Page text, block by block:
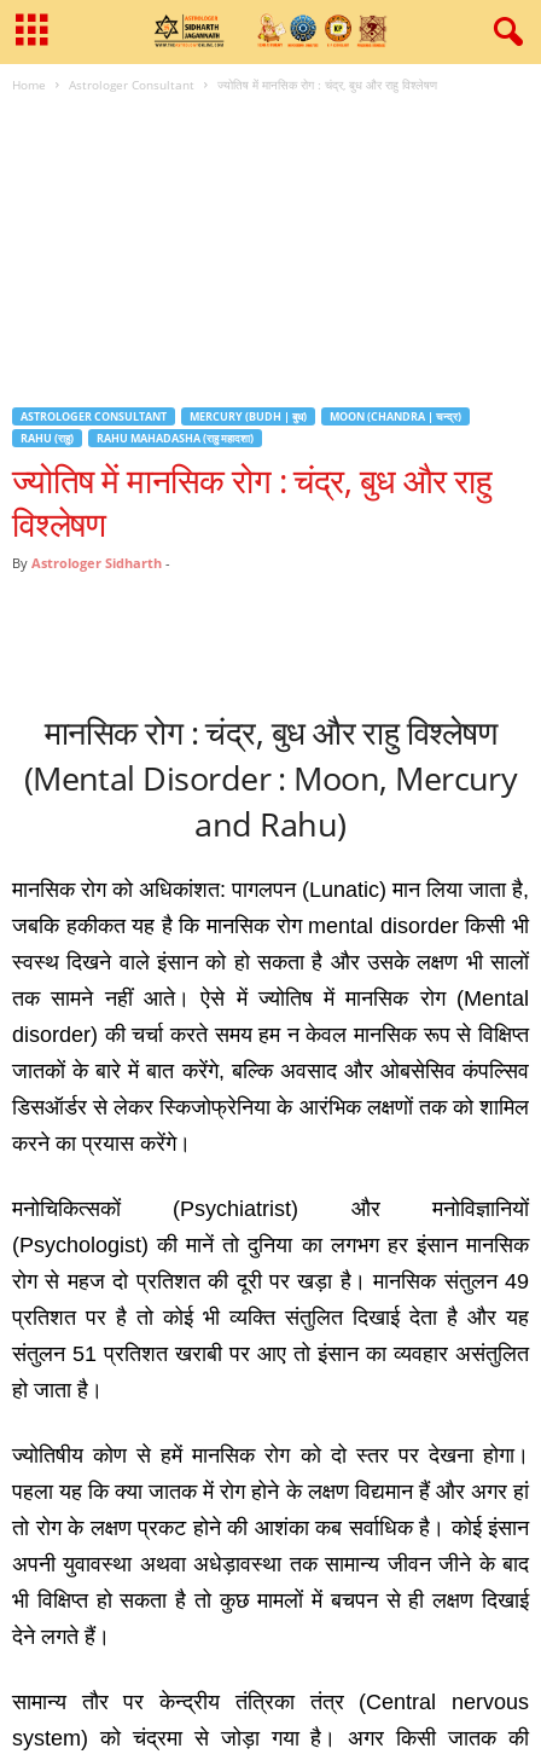
Home Astrologer Consultant ज्‍योतिष में मानसिक रोग : चंद्र, बुध और राहु विश्‍लेषण
ASTROLOGER CONSULTANT MERCURY (BUDH | बुध)
MOON (CHANDRA | चन्द्र)
RAHU (राहु)
RAHU MAHADASHA (राहु महादशा)
ज्‍योतिष में मानसिक रोग : चंद्र, बुध और राहु
विश्‍लेषण
By Astrologer Sidharth -
मानसिक रोग : चंद्र, बुध और राहु विश्‍लेषण
(Mental Disorder : Moon, Mercury
and Rahu)
मानसिक रोग को अधिकांशत:पागलपन (Lunatic)मान लिया जाता है,
जबकि हकीकत यह है कि मानसिक रोग mental disorderकिसी भी
स्‍वस्‍थ दिखने वाले इंसान को हो सकता है और उसके लक्षण भी सालों
तक सामने नहीं आते। ऐसे में ज्‍योतिष में मानसिक रोग (Mental
disorder)की चर्चा करते समय हम न केवल मानसिक रूप से विक्षिप्‍त
जातकों के बारे में बात करेंगे,बल्कि अवसाद और ओबसेसिव कंपल्सिव
डिसऑर्डर से लेकर स्किजोफ्रेनिया के आरंभिक लक्षणों तक को शामिल
करने का प्रयास करेंगे।
मनोचिकित्‍सकों (Psychiatrist) और मनोविज्ञानियों
(Psychologist)की मानें तो दुनिया का लगभग हर इंसान मानसिक
रोग से महज दो प्रतिशत की दूरी पर खड़ा है। मानसिक संतुलन 49
प्रतिशत पर है तो कोई भी व्‍यक्ति संतुलित दिखाई देता है और यह
संतुलन 51प्रतिशत खराबी पर आए तो इंसान का व्‍यवहार असंतुलित
हो जाता है।
ज्‍योतिषीय कोण से हमें मानसिक रोग को दो स्‍तर पर देखना होगा।
पहला यह कि क्‍या जातक में रोग होने के लक्षण विद्यमान हैं और अगर हां
तो रोग के लक्षण प्रकट होने की आशंका कब सर्वाधिक है। कोई इंसान
अपनी युवावस्‍था अथवा अधेड़ावस्‍था तक सामान्‍य जीवन जीने के बाद
भी विक्षिप्‍त हो सकता है तो कुछ मामलों में बचपन से ही लक्षण दिखाई
देने लगते हैं।
सामान्‍य तौर पर केन्‍द्रीय तंत्रिका तंत्र (Central nervous
system)को चंद्रमा से जोड़ा गया है। अगर किसी जातक की